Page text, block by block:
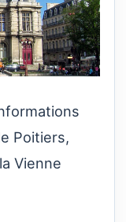
Poitiers,
Vienne